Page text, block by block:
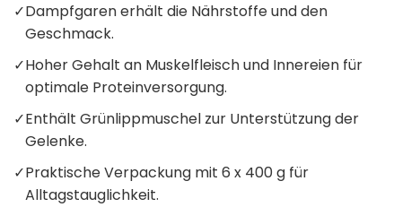
✓Dampfgaren erhält die Nährstoffe und den
Geschmack.
✓Hoher Gehalt an Muskelfleisch und Innereien für
optimale Proteinversorgung.
✓Enthält Grünlippmuschel zur Unterstützung der
Gelenke.
✓Praktische Verpackung mit 6 x 400 g für
Alltagstauglichkeit.